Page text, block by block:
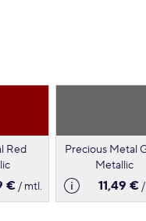
Red
€/ mtl.
Precious Metal
Metallic
11,49 €